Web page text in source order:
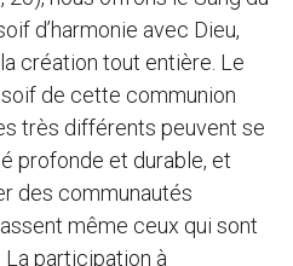
d’harmonie avec Dieu,
création tout entière. Le
de cette communion
très différents peuvent se
profonde et durable, et
des communautés
même ceux qui sont
La participation à